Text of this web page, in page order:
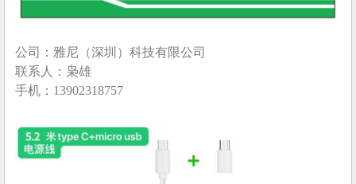
公司：雅尼（深圳）科技有限公司
联系人：枭雄
手机：13902318757